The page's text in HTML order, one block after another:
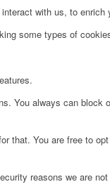
with us, to
some types of
always can
You are free to
reasons we are